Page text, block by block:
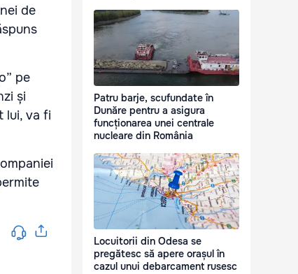
de
pe
și
lui, va fi
Patru barje, scufundate în
Dunăre pentru a asigura
funcționarea unei centrale
nucleare din România
Locuitorii din Odesa se
pregătesc să apere orașul în
cazul unui debarcament rusesc